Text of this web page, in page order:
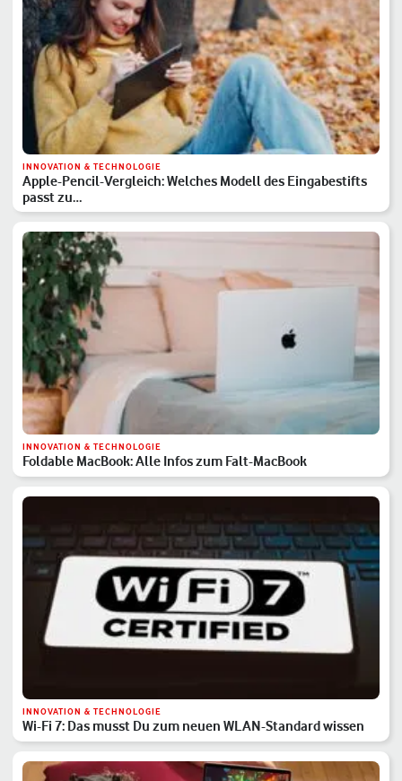
INNOVATION & TECHNOLOGIE
Apple-Pencil-Vergleich: Welches Modell des Eingabestifts
passt zu…
INNOVATION & TECHNOLOGIE
Foldable MacBook: Alle Infos zum Falt-MacBook
INNOVATION & TECHNOLOGIE
Wi-Fi 7: Das musst Du zum neuen WLAN-Standard wissen